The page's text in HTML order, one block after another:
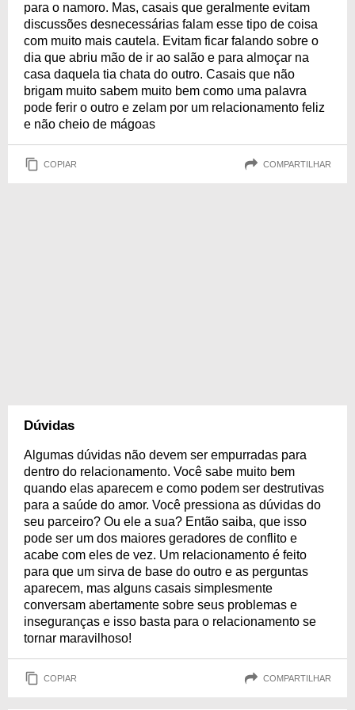
para o namoro. Mas, casais que geralmente evitam
discussões desnecessárias falam esse tipo de coisa
com muito mais cautela. Evitam ficar falando sobre o
dia que abriu mão de ir ao salão e para almoçar na
casa daquela tia chata do outro. Casais que não
brigam muito sabem muito bem como uma palavra
pode ferir o outro e zelam por um relacionamento feliz
e não cheio de mágoas
COPIAR COMPARTILHAR
Dúvidas
Algumas dúvidas não devem ser empurradas para
dentro do relacionamento. Você sabe muito bem
quando elas aparecem e como podem ser destrutivas
para a saúde do amor. Você pressiona as dúvidas do
seu parceiro? Ou ele a sua? Então saiba, que isso
pode ser um dos maiores geradores de conflito e
acabe com eles de vez. Um relacionamento é feito
para que um sirva de base do outro e as perguntas
aparecem, mas alguns casais simplesmente
conversam abertamente sobre seus problemas e
inseguranças e isso basta para o relacionamento se
tornar maravilhoso!
COPIAR COMPARTILHAR